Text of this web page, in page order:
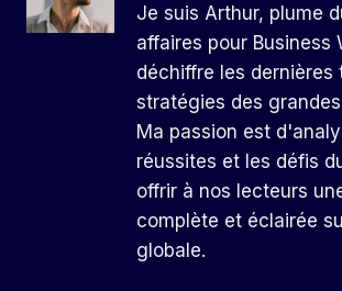
Je suis Arthur, plume
affaires pour Business
déchiffre les dernières
stratégies des
Ma passion est
réussites et les défis
offrir à nos lecteurs
complète et éclairée
globale.